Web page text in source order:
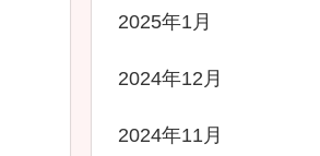
2025年1月
2024年12月
2024年11月